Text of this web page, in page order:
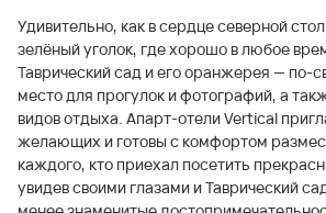
Удивительно, как в сердце северной
зелёный уголок, где хорошо в любое
Таврический сад и его оранжерея — по-
место для прогулок и фотографий, а
видов отдыха. Апарт-отели Vertical
желающих и готовы с комфортом
каждого, кто приехал посетить
увидев своими глазами и Таврический